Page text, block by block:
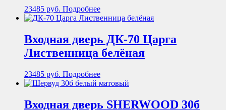
23485 руб. Подробнее
Входная дверь ДК-70 Царга
Лиственница белёная
23485 руб. Подробнее
Входная дверь SHERWOOD 30б